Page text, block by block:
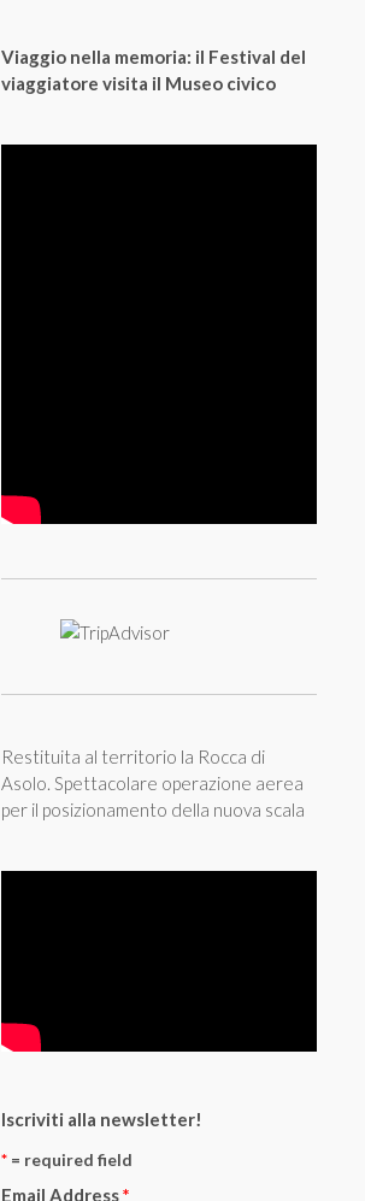
Viaggio nella memoria: il Festival del
viaggiatore visita il Museo civico
Restituita al territorio la Rocca di
Asolo. Spettacolare operazione aerea
per il posizionamento della nuova scala
Iscriviti alla newsletter!
* = required field
Email Address*